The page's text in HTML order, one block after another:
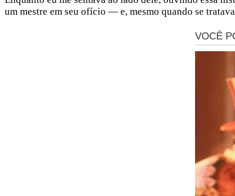
um mestre em seu ofício — e, mesmo quando se